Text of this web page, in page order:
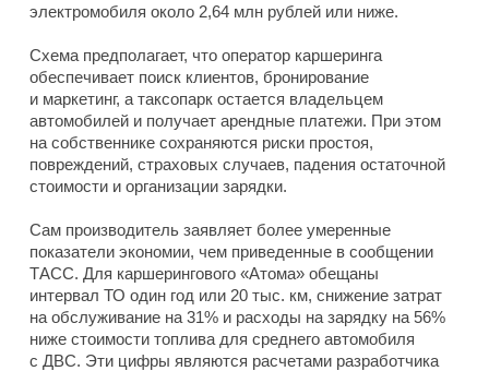
электромобиля около 2,64 млн рублей или ниже.
Схема предполагает, что оператор каршеринга
обеспечивает поиск клиентов, бронирование
и маркетинг, а таксопарк остается владельцем
автомобилей и получает арендные платежи. При этом
на собственнике сохраняются риски простоя,
повреждений, страховых случаев, падения остаточной
стоимости и организации зарядки.
Сам производитель заявляет более умеренные
показатели экономии, чем приведенные в сообщении
ТАСС. Для каршерингового «Атома» обещаны
интервал ТО один год или 20 тыс. км, снижение затрат
на обслуживание на 31% и расходы на зарядку на 56%
ниже стоимости топлива для среднего автомобиля
с ДВС. Эти цифры являются расчетами разработчика